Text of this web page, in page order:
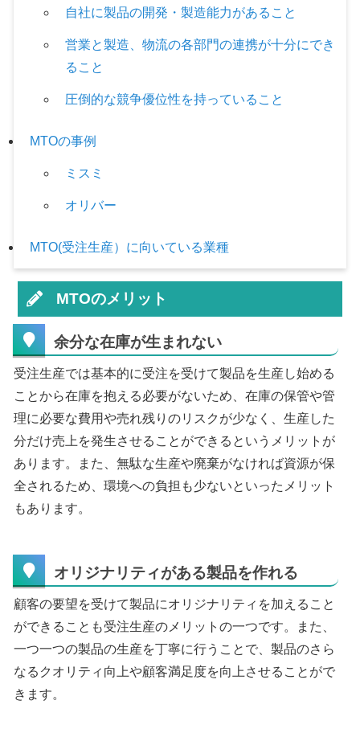
自社に製品の開発・製造能力があること
営業と製造、物流の各部門の連携が十分にでき
ること
圧倒的な競争優位性を持っていること
MTOの事例
ミスミ
オリバー
MTO(受注生産）に向いている業種
MTOのメリット
余分な在庫が生まれない
受注生産では基本的に受注を受けて製品を生産し始める
ことから在庫を抱える必要がないため、在庫の保管や管
理に必要な費用や売れ残りのリスクが少なく、生産した
分だけ売上を発生させることができるというメリットが
あります。また、無駄な生産や廃棄がなければ資源が保
全されるため、環境への負担も少ないといったメリット
もあります。
オリジナリティがある製品を作れる
顧客の要望を受けて製品にオリジナリティを加えること
ができることも受注生産のメリットの一つです。また、
一つ一つの製品の生産を丁寧に行うことで、製品のさら
なるクオリティ向上や顧客満足度を向上させることがで
きます。